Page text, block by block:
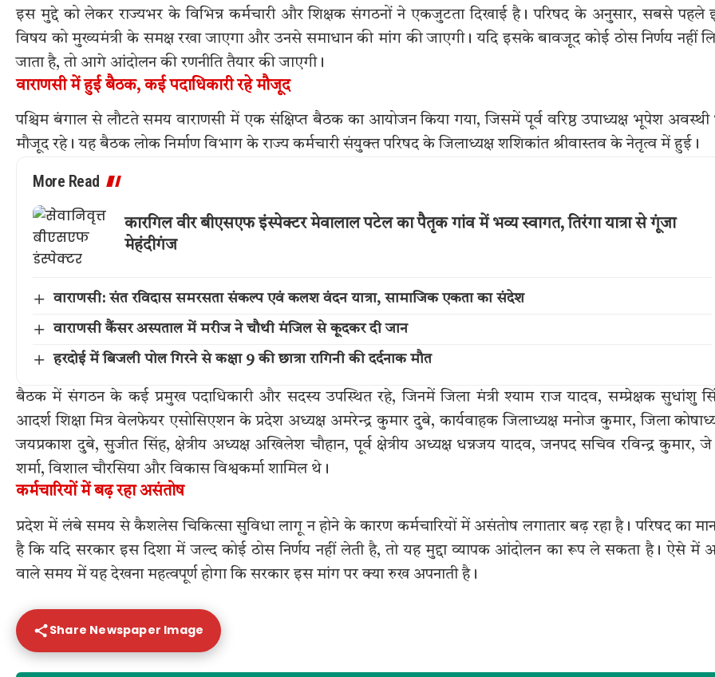
इस मुद्दे को लेकर राज्यभर के विभिन्न कर्मचारी और शिक्षक संगठनों ने एकजुटता दिखाई है। परिषद के अनुसार, सबसे पहले
विषय को मुख्यमंत्री के समक्ष रखा जाएगा और उनसे समाधान की मांग की जाएगी। यदि इसके बावजूद कोई ठोस निर्णय नहीं
जाता है, तो आगे आंदोलन की रणनीति तैयार की जाएगी।
वाराणसी में हुई बैठक, कई पदाधिकारी रहे मौजूद
पश्चिम बंगाल से लौटते समय वाराणसी में एक संक्षिप्त बैठक का आयोजन किया गया, जिसमें पूर्व वरिष्ठ उपाध्यक्ष भूपेश अवस्थी
मौजूद रहे। यह बैठक लोक निर्माण विभाग के राज्य कर्मचारी संयुक्त परिषद के जिलाध्यक्ष शशिकांत श्रीवास्तव के नेतृत्व में हुई।
More Read
कारगिल वीर बीएसएफ इंस्पेक्टर मेवालाल पटेल का पैतृक गांव में भव्य स्वागत, तिरंगा यात्रा से गूंजा
मेहंदीगंज
वाराणसी: संत रविदास समरसता संकल्प एवं कलश वंदन यात्रा, सामाजिक एकता का संदेश
वाराणसी कैंसर अस्पताल में मरीज ने चौथी मंजिल से कूदकर दी जान
हरदोई में बिजली पोल गिरने से कक्षा 9 की छात्रा रागिनी की दर्दनाक मौत
बैठक में संगठन के कई प्रमुख पदाधिकारी और सदस्य उपस्थित रहे, जिनमें जिला मंत्री श्याम राज यादव, सम्प्रेक्षक सुधांशु
आदर्श शिक्षा मित्र वेलफेयर एसोसिएशन के प्रदेश अध्यक्ष अमरेन्द्र कुमार दुबे, कार्यवाहक जिलाध्यक्ष मनोज कुमार, जिला
जयप्रकाश दुबे, सुजीत सिंह, क्षेत्रीय अध्यक्ष अखिलेश चौहान, पूर्व क्षेत्रीय अध्यक्ष धन्नजय यादव, जनपद सचिव रविन्द्र कुमार, जे
शर्मा, विशाल चौरसिया और विकास विश्वकर्मा शामिल थे।
कर्मचारियों में बढ़ रहा असंतोष
प्रदेश में लंबे समय से कैशलेस चिकित्सा सुविधा लागू न होने के कारण कर्मचारियों में असंतोष लगातार बढ़ रहा है। परिषद का
है कि यदि सरकार इस दिशा में जल्द कोई ठोस निर्णय नहीं लेती है, तो यह मुद्दा व्यापक आंदोलन का रूप ले सकता है। ऐसे में
वाले समय में यह देखना महत्वपूर्ण होगा कि सरकार इस मांग पर क्या रुख अपनाती है।
Share Newspaper Image